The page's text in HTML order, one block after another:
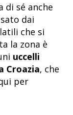
di sé anche
dai
che si
la zona è
uccelli
Croazia, che
per